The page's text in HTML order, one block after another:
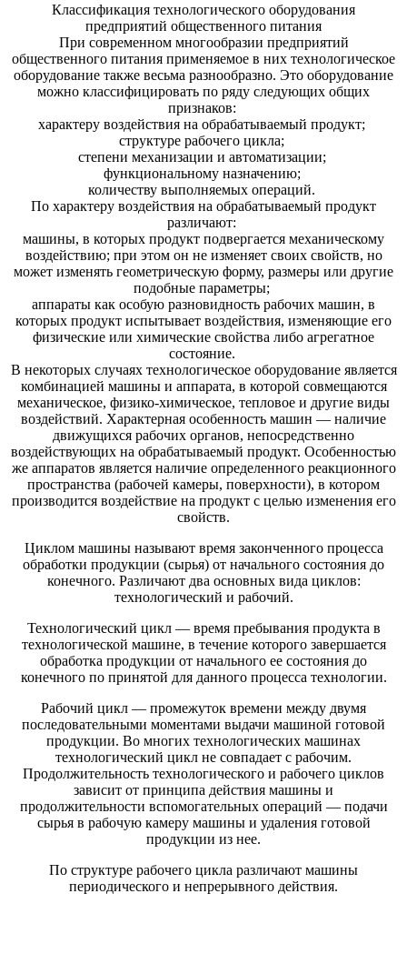
Классификация технологического оборудования
предприятий общественного питания
При современном многообразии предприятий
общественного питания применяемое в них технологическое
оборудование также весьма разнообразно. Это оборудование
можно классифицировать по ряду следующих общих
признаков:
характеру воздействия на обрабатываемый продукт;
структуре рабочего цикла;
степени механизации и автоматизации;
функциональному назначению;
количеству выполняемых операций.
По характеру воздействия на обрабатываемый продукт
различают:
машины, в которых продукт подвергается механическому
воздействию; при этом он не изменяет своих свойств, но
может изменять геометрическую форму, размеры или другие
подобные параметры;
аппараты как особую разновидность рабочих машин, в
которых продукт испытывает воздействия, изменяющие его
физические или химические свойства либо агрегатное
состояние.
В некоторых случаях технологическое оборудование является
комбинацией машины и аппарата, в которой совмещаются
механическое, физико-химическое, тепловое и другие виды
воздействий. Характерная особенность машин — наличие
движущихся рабочих органов, непосредственно
воздействующих на обрабатываемый продукт. Особенностью
же аппаратов является наличие определенного реакционного
пространства (рабочей камеры, поверхности), в котором
производится воздействие на продукт с целью изменения его
свойств.
Циклом машины называют время законченного процесса
обработки продукции (сырья) от начального состояния до
конечного. Различают два основных вида циклов:
технологический и рабочий.
Технологический цикл — время пребывания продукта в
технологической машине, в течение которого завершается
обработка продукции от начального ее состояния до
конечного по принятой для данного процесса технологии.
Рабочий цикл — промежуток времени между двумя
последовательными моментами выдачи машиной готовой
продукции. Во многих технологических машинах
технологический цикл не совпадает с рабочим.
Продолжительность технологического и рабочего циклов
зависит от принципа действия машины и
продолжительности вспомогательных операций — подачи
сырья в рабочую камеру машины и удаления готовой
продукции из нее.
По структуре рабочего цикла различают машины
периодического и непрерывного действия.